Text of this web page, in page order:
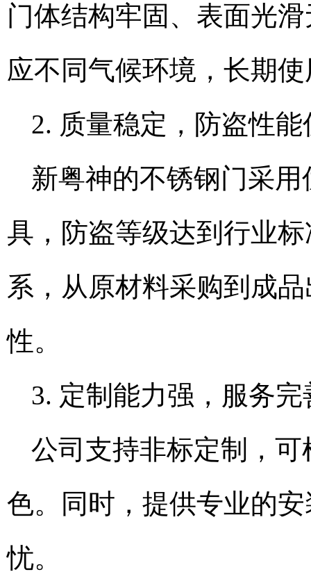
门体结构牢固、表面光
应不同气候环境，长期
2. 质量稳定，防盗性能
新粤神的不锈钢门采
具，防盗等级达到行业
系，从原材料采购到成
性。
3. 定制能力强，服务完
公司支持非标定制，
色。同时，提供专业的
忧。